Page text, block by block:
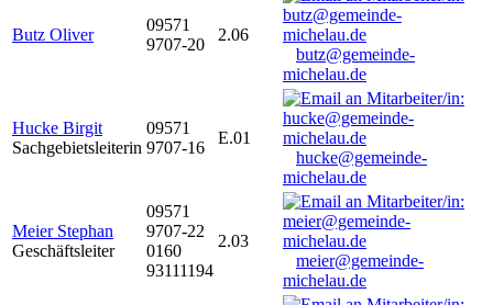
Butz Oliver
09571
9707-20
2.06
butz@gemeinde-
michelau.de
Hucke Birgit
Sachgebietsleiterin
09571
9707-16
E.01
hucke@gemeinde-
michelau.de
Meier Stephan
Geschäftsleiter
09571
9707-22
0160
93111194
2.03
meier@gemeinde-
michelau.de